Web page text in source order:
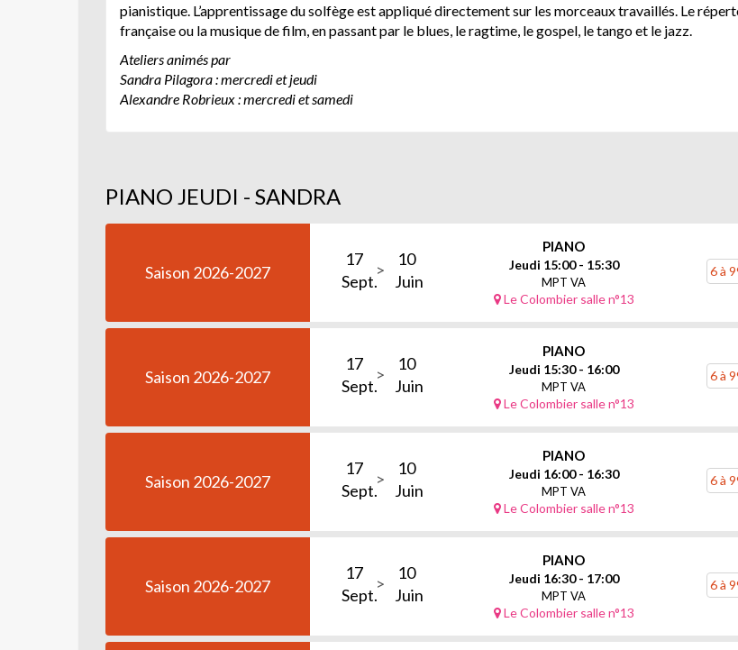
pianistique. L’apprentissage du solfège est appliqué directement sur les morceaux travaillés. Le
française ou la musique de film, en passant par le blues, le ragtime, le gospel, le tango et le jazz.
Ateliers animés par
Sandra Pilagora : mercredi et jeudi
Alexandre Robrieux : mercredi et samedi
PIANO JEUDI - SANDRA
Saison 2026-2027
17
Sept.
10
Juin
PIANO
Jeudi 15:00 - 15:30
MPT VA
Le Colombier salle n°13
6 à
Saison 2026-2027
17
Sept.
10
Juin
PIANO
Jeudi 15:30 - 16:00
MPT VA
Le Colombier salle n°13
6 à
Saison 2026-2027
17
Sept.
10
Juin
PIANO
Jeudi 16:00 - 16:30
MPT VA
Le Colombier salle n°13
6 à
Saison 2026-2027
17
Sept.
10
Juin
PIANO
Jeudi 16:30 - 17:00
MPT VA
Le Colombier salle n°13
6 à